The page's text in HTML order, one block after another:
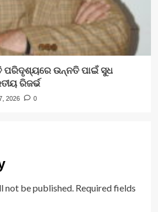
ପରିଦୃଶ୍ୟରେ ଉନ୍ନତି ପାଇଁ ସୁଧ
ରିଜର୍ଭ
2026 0
not be published. Required fields